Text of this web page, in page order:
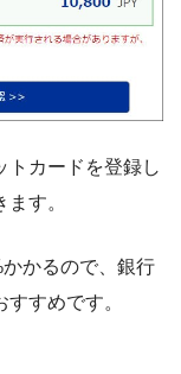
トカードを登録し
す。
かるので、銀行
すめです。